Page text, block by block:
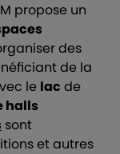
propose un
des
de la
le lac de
halls
sont
et autres